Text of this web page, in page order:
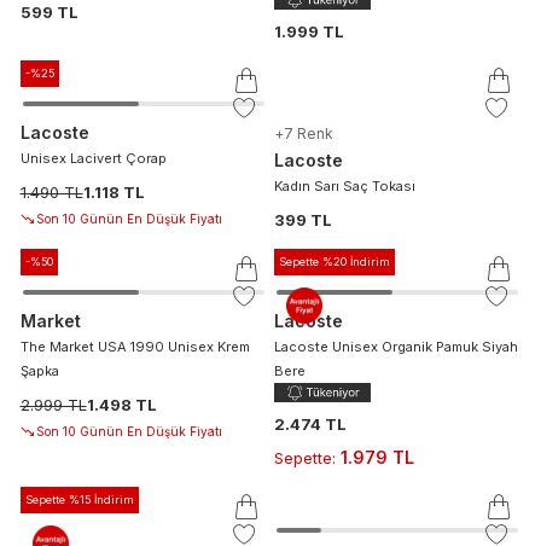
599 TL
1.999 TL
-%25
Lacoste
Unisex Lacivert Çorap
1.490 TL1.118 TL
Son 10 Günün En Düşük Fiyatı
+7 Renk
Lacoste
Kadın Sarı Saç Tokası
399 TL
-%50
Market
The Market USA 1990 Unisex Krem
Şapka
2.999 TL1.498 TL
Son 10 Günün En Düşük Fiyatı
Sepette %20 İndirim
Lacoste
Lacoste Unisex Organik Pamuk Siyah
Bere
2.474 TL
Sepette: 1.979 TL
Sepette %15 İndirim